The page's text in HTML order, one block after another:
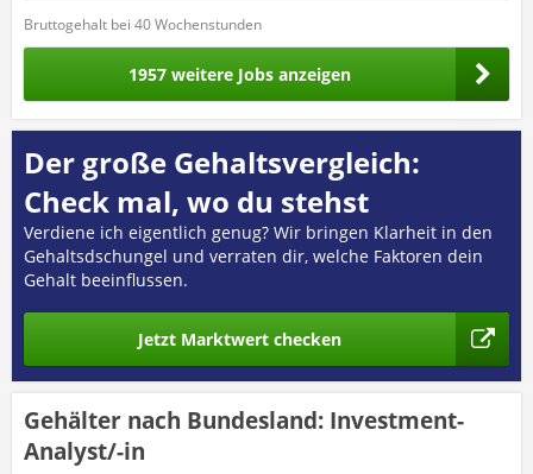
Bruttogehalt bei 40 Wochenstunden
1957 weitere Jobs anzeigen
Der große Gehaltsvergleich:
Check mal, wo du stehst
Verdiene ich eigentlich genug? Wir bringen Klarheit in den
Gehaltsdschungel und verraten dir, welche Faktoren dein
Gehalt beeinflussen.
Jetzt Marktwert checken
Gehälter nach Bundesland: Investment-
Analyst/-in